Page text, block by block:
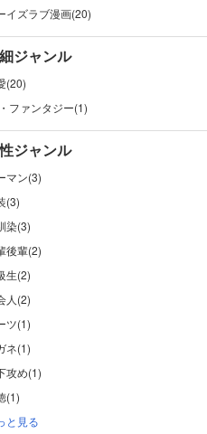
イズラブ漫画(20)
ジャンル
(20)
ファンタジー(1)
ジャンル
マン(3)
(3)
染(3)
後輩(2)
生(2)
人(2)
ツ(1)
ネ(1)
攻め(1)
(1)
と見る